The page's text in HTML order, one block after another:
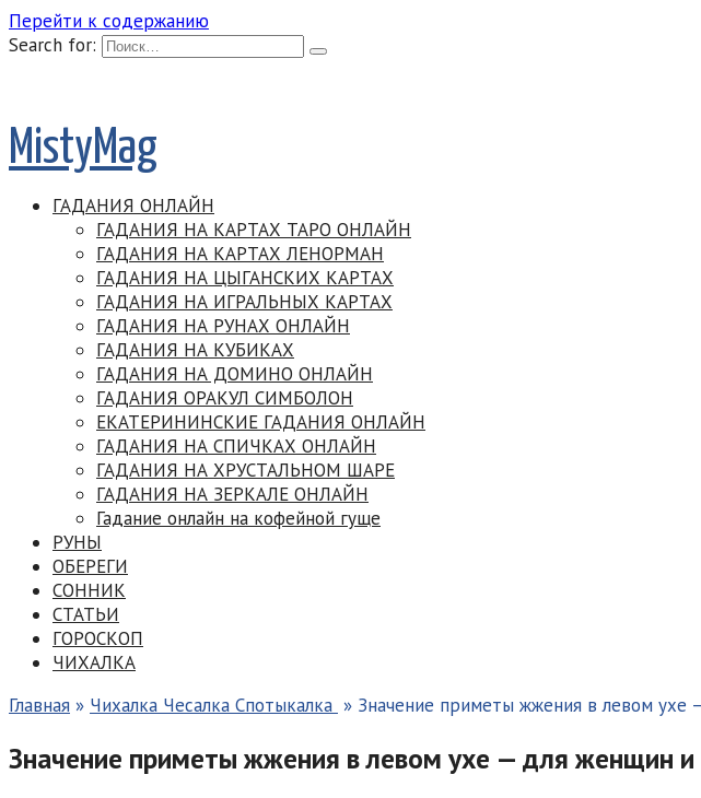
Перейти к содержанию
Search for:
MistyMag
ГАДАНИЯ ОНЛАЙН
ГАДАНИЯ НА КАРТАХ ТАРО ОНЛАЙН
ГАДАНИЯ НА КАРТАХ ЛЕНОРМАН
ГАДАНИЯ НА ЦЫГАНСКИХ КАРТАХ
ГАДАНИЯ НА ИГРАЛЬНЫХ КАРТАХ
ГАДАНИЯ НА РУНАХ ОНЛАЙН
ГАДАНИЯ НА КУБИКАХ
ГАДАНИЯ НА ДОМИНО ОНЛАЙН
ГАДАНИЯ ОРАКУЛ СИМБОЛОН
ЕКАТЕРИНИНСКИЕ ГАДАНИЯ ОНЛАЙН
ГАДАНИЯ НА СПИЧКАХ ОНЛАЙН
ГАДАНИЯ НА ХРУСТАЛЬНОМ ШАРЕ
ГАДАНИЯ НА ЗЕРКАЛЕ ОНЛАЙН
Гадание онлайн на кофейной гуще
РУНЫ
ОБЕРЕГИ
СОННИК
СТАТЬИ
ГОРОСКОП
ЧИХАЛКА
Главная » Чихалка Чесалка Спотыкалка » Значение приметы жжения в левом
Значение приметы жжения в левом ухе — для женщин